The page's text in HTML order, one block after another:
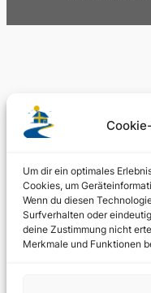
Um dir ein optimales
Cookies, um
Wenn du diesen
Surfverhalten oder
deine Zustimmung nicht
Merkmale und Funktionen